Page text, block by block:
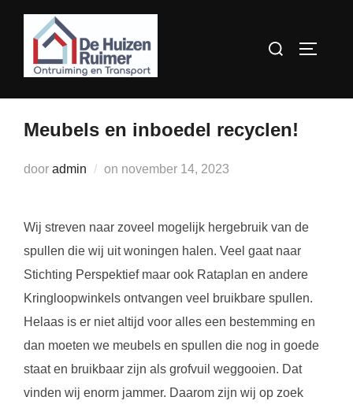
inhoud
Zoek
Meubels en inboedel recyclen!
door admin on Geplaatst
november 14, 2023
Wij streven naar zoveel mogelijk hergebruik van de
spullen die wij uit woningen halen. Veel gaat naar
Stichting Perspektief maar ook Rataplan en andere
Kringloopwinkels ontvangen veel bruikbare spullen.
Helaas is er niet altijd voor alles een bestemming en
dan moeten we meubels en spullen die nog in goede
staat en bruikbaar zijn als grofvuil weggooien. Dat
vinden wij enorm jammer. Daarom zijn wij op zoek